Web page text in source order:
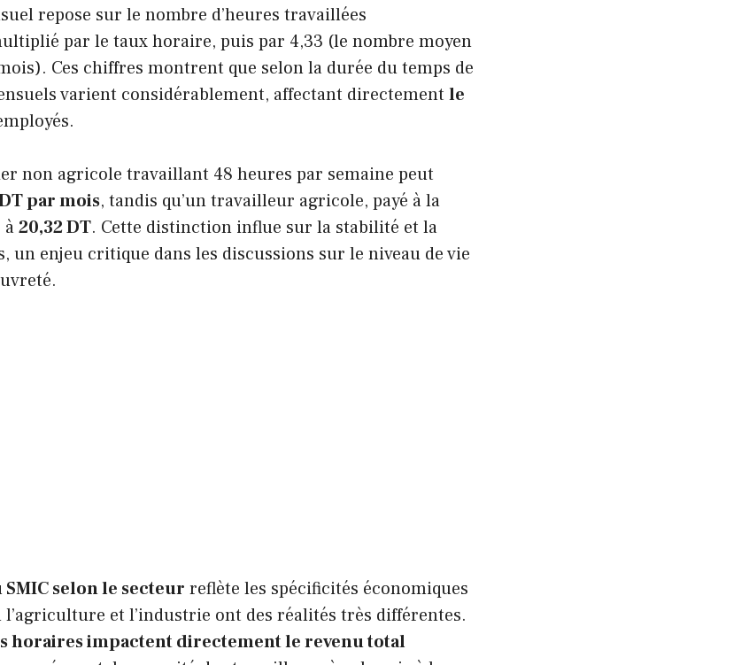
repose sur le nombre d’heures travaillées
par le taux horaire, puis par 4,33 (le nombre moyen
Ces chiffres montrent que selon la durée du temps de
varient considérablement, affectant directement le
non agricole travaillant 48 heures par semaine peut
par mois, tandis qu’un travailleur agricole, payé à la
à20,32 DT. Cette distinction influe sur la stabilité et la
un enjeu critique dans les discussions sur le niveau de vie
selon le secteur reflète les spécificités économiques
et l’industrie ont des réalités très différentes.
horaires impactent directement le revenu total